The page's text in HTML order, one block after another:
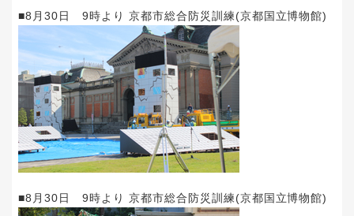
■8月30日 9時より 京都市総合防災訓練(京都国立博物館)
■8月30日 9時より 京都市総合防災訓練(京都国立博物館)